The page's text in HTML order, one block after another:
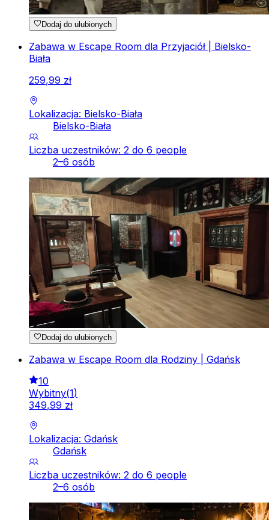
Dodaj do ulubionych
Zabawa w Escape Room dla Przyjaciół | Bielsko-
Biała
259,99 zł
Lokalizacja: Bielsko-Biała
Bielsko-Biała
Liczba uczestników: 2 do 6 people
2–6 osób
Dodaj do ulubionych
Zabawa w Escape Room dla Rodziny | Gdańsk
10
Wybitny(1)
349,99 zł
Lokalizacja: Gdańsk
Gdańsk
Liczba uczestników: 2 do 6 people
2–6 osób